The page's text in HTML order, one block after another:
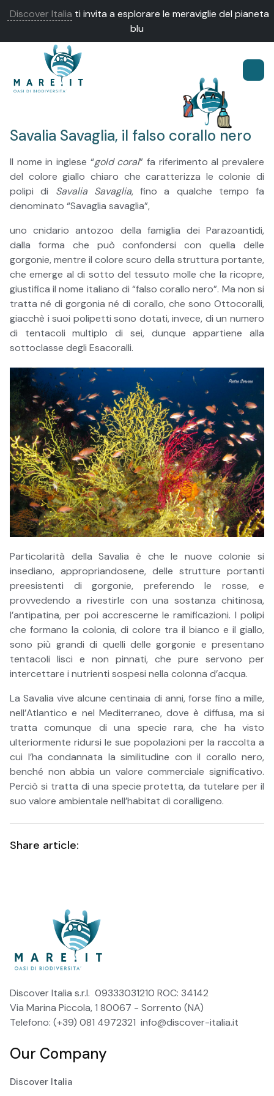
Discover Italia ti invita a esplorare le meraviglie del pianeta
blu
Savalia Savaglia, il falso corallo nero
Il nome in inglese “gold coral” fa riferimento al prevalere
del colore giallo chiaro che caratterizza le colonie di
polipi di Savalia Savaglia, fino a qualche tempo fa
denominato “Savaglia savaglia”,
uno cnidario antozoo della famiglia dei Parazoantidi,
dalla forma che può confondersi con quella delle
gorgonie, mentre il colore scuro della struttura portante,
che emerge al di sotto del tessuto molle che la ricopre,
giustifica il nome italiano di “falso corallo nero”. Ma non si
tratta né di gorgonia né di corallo, che sono Ottocoralli,
giacchè i suoi polipetti sono dotati, invece, di un numero
di tentacoli multiplo di sei, dunque appartiene alla
sottoclasse degli Esacoralli.
Particolarità della Savalia è che le nuove colonie si
insediano, appropriandosene, delle strutture portanti
preesistenti di gorgonie, preferendo le rosse, e
provvedendo a rivestirle con una sostanza chitinosa,
l’antipatina, per poi accrescerne le ramificazioni. I polipi
che formano la colonia, di colore tra il bianco e il giallo,
sono più grandi di quelli delle gorgonie e presentano
tentacoli lisci e non pinnati, che pure servono per
intercettare i nutrienti sospesi nella colonna d’acqua.
La Savalia vive alcune centinaia di anni, forse fino a mille,
nell’Atlantico e nel Mediterraneo, dove è diffusa, ma si
tratta comunque di una specie rara, che ha visto
ulteriormente ridursi le sue popolazioni per la raccolta a
cui l’ha condannata la similitudine con il corallo nero,
benché non abbia un valore commerciale significativo.
Perciò si tratta di una specie protetta, da tutelare per il
suo valore ambientale nell’habitat di coralligeno.
Share article:
Discover Italia s.r.l. 09333031210 ROC: 34142
Via Marina Piccola, 1 80067 - Sorrento (NA)
Telefono: (+39) 081 4972321 info@discover-italia.it
Our Company
Discover Italia